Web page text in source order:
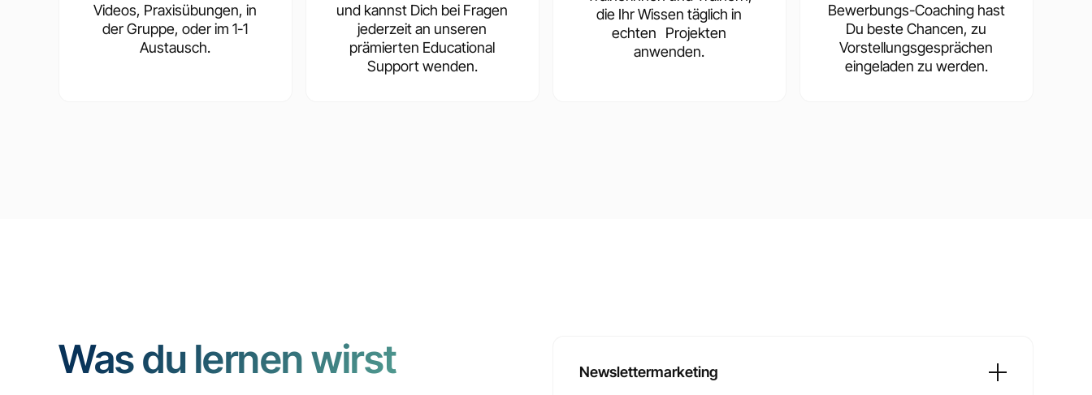
Videos, Praxisübungen, in
der Gruppe, oder im 1-1
Austausch.
und kannst Dich bei Fragen
jederzeit an unseren
prämierten Educational
Support wenden.
die Ihr Wissen täglich in
echten Projekten
anwenden.
Bewerbungs-Coaching hast
Du beste Chancen, zu
Vorstellungsgesprächen
eingeladen zu werden.
Was du lernen wirst Newslettermarketing